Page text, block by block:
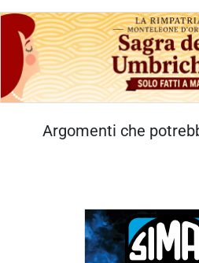
Argomenti che